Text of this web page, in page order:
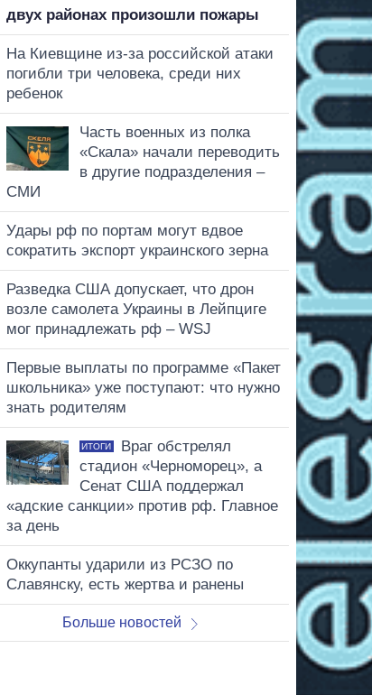
двух районах произошли пожары
На Киевщине из-за российской атаки
погибли три человека, среди них
ребенок
Часть военных из полка
«Скала» начали переводить
в другие подразделения –
СМИ
Удары рф по портам могут вдвое
сократить экспорт украинского зерна
Разведка США допускает, что дрон
возле самолета Украины в Лейпциге
мог принадлежать рф – WSJ
Первые выплаты по программе «Пакет
школьника» уже поступают: что нужно
знать родителям
ИТОГИ
Враг обстрелял
стадион «Черноморец», а
Сенат США поддержал
«адские санкции» против рф. Главное
за день
Оккупанты ударили из РСЗО по
Славянску, есть жертва и ранены
Больше новостей